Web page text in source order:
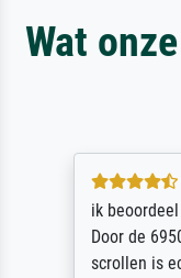
Wat
ik
Door de
scrollen is